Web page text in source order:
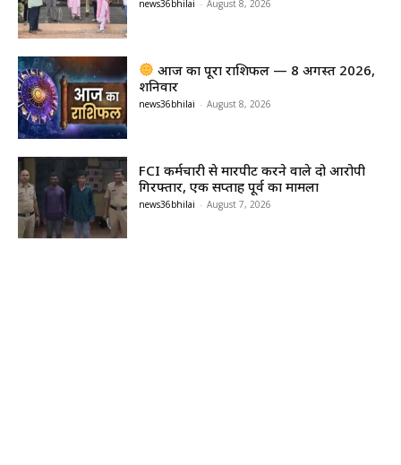
news36bhilai - August 8, 2026
आज का पूरा राशिफल — 8 अगस्त 2026,
शनिवार
news36bhilai - August 8, 2026
FCI कर्मचारी से मारपीट करने वाले दो आरोपी
गिरफ्तार, एक सप्ताह पूर्व का मामला
news36bhilai - August 7, 2026